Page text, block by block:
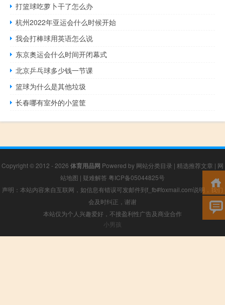
打篮球吃萝卜干了怎么办
杭州2022年亚运会什么时候开始
我会打棒球用英语怎么说
东京奥运会什么时间开闭幕式
北京乒乓球多少钱一节课
篮球为什么是其他垃圾
长春哪有室外的小篮筐
Copyright © 2012 - 2026 体育用品网 Powered by 网站分类目录 | 精选推荐文章 | 网
站地图 | 疑难解答 粤ICP备05044825号
声明：本站内容来自互联网，如信息有错误可发邮件到f_fb#foxmail.com说明，我们
会及时纠正，谢谢
本站仅为个人兴趣爱好，不接盈利性广告及商业合作
小男孩